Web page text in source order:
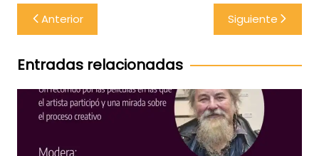
Navegación
de
entradas
Anterior Siguiente
Entradas relacionadas